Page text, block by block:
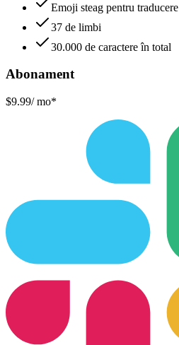
Emoji steag pentru traducere
37 de limbi
30.000 de caractere în total
Abonament
$9.99/ mo*